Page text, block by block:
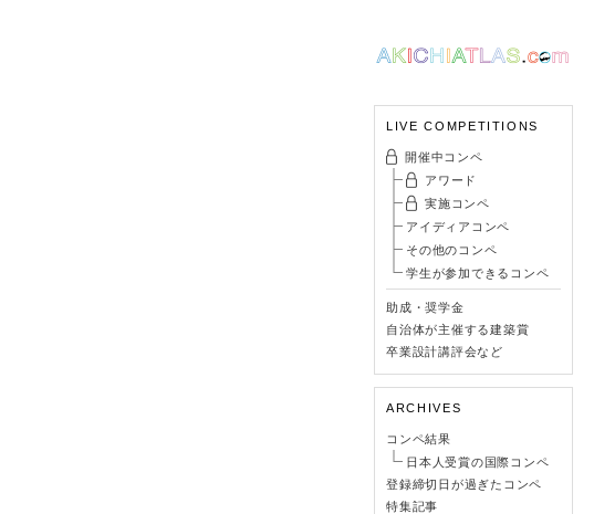
LIVE COMPETITIONS
開催中コンペ
アワード
実施コンペ
アイディアコンペ
その他のコンペ
学生が参加できるコンペ
助成・奨学金
自治体が主催する建築賞
卒業設計講評会など
ARCHIVES
コンペ結果
日本人受賞の国際コンペ
登録締切日が過ぎたコンペ
特集記事